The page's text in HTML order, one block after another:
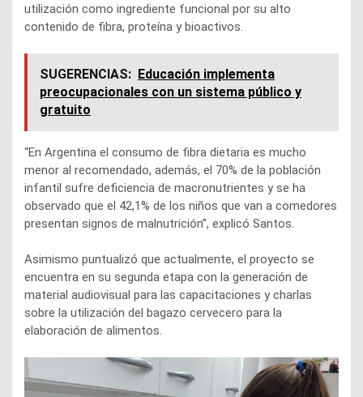
utilización como ingrediente funcional por su alto
contenido de fibra, proteína y bioactivos.
SUGERENCIAS: Educación implementa
preocupacionales con un sistema público y
gratuito
“En Argentina el consumo de fibra dietaria es mucho
menor al recomendado, además, el 70% de la población
infantil sufre deficiencia de macronutrientes y se ha
observado que el 42,1% de los niños que van a comedores
presentan signos de malnutrición”, explicó Santos.
Asimismo puntualizó que actualmente, el proyecto se
encuentra en su segunda etapa con la generación de
material audiovisual para las capacitaciones y charlas
sobre la utilización del bagazo cervecero para la
elaboración de alimentos.